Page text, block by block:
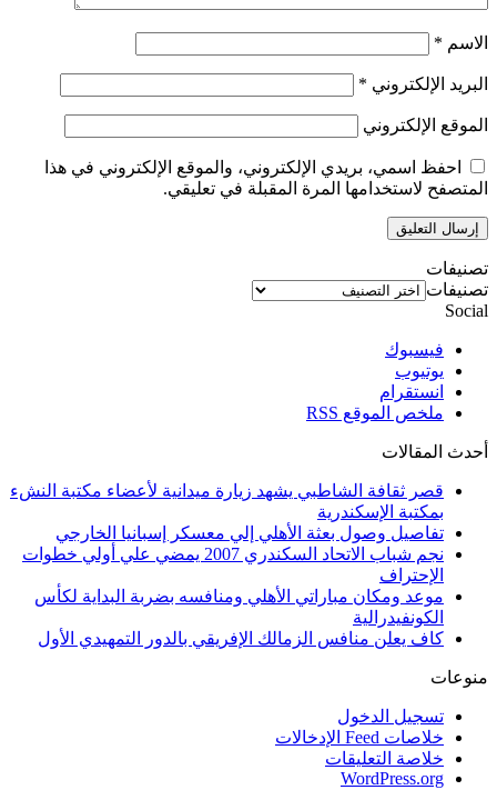
الاسم *
البريد الإلكتروني *
الموقع الإلكتروني
احفظ اسمي، بريدي الإلكتروني، والموقع الإلكتروني في هذا
المتصفح لاستخدامها المرة المقبلة في تعليقي.
تصنيفات
تصنيفات
Social
فيسبوك
يوتيوب
انستقرام
ملخص الموقع RSS
أحدث المقالات
قصر ثقافة الشاطبي يشهد زيارة ميدانية لأعضاء مكتبة النشء
بمكتبة الإسكندرية
تفاصيل وصول بعثة الأهلي إلي معسكر إسبانيا الخارجي
نجم شباب الاتحاد السكندري 2007 يمضي علي أولي خطوات
الإحتراف
موعد ومكان مباراتي الأهلي ومنافسه بضربة البداية لكأس
الكونفيدرالية
كاف يعلن منافس الزمالك الإفريقي بالدور التمهيدي الأول
منوعات
تسجيل الدخول
خلاصات Feed الإدخالات
خلاصة التعليقات
WordPress.org